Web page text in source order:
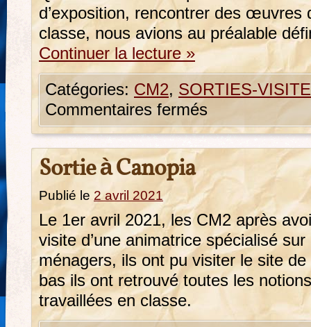
d’exposition, rencontrer des œuvres
classe, nous avions au préalable
Continuer la lecture»
Catégories: CM2, SORTIES-
Commentaires fermés
Sortie à Canopia
Publié le 2 avril 2021
Le 1er avril 2021, les CM2 après
visite d’une animatrice spécialisé
ménagers, ils ont pu visiter le site
bas ils ont retrouvé toutes les
travaillées en classe.